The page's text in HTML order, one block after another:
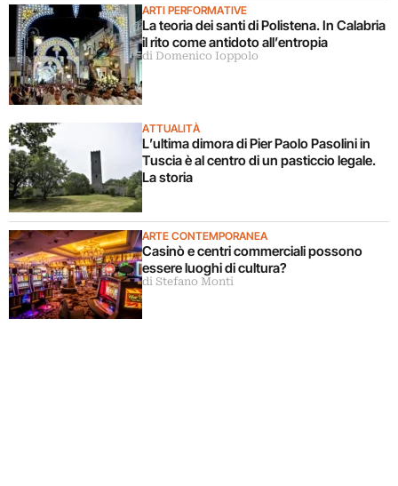
ARTI PERFORMATIVE
La teoria dei santi di Polistena. In Calabria
il rito come antidoto all’entropia
di Domenico Ioppolo
ATTUALITÀ
L’ultima dimora di Pier Paolo Pasolini in
Tuscia è al centro di un pasticcio legale.
La storia
ARTE CONTEMPORANEA
Casinò e centri commerciali possono
essere luoghi di cultura?
di Stefano Monti